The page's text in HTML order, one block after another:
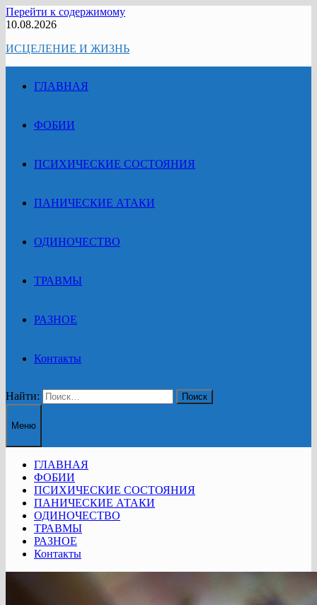
Перейти к содержимому
10.08.2026
ИСЦЕЛЕНИЕ И ЖИЗНЬ
ГЛАВНАЯ
ФОБИИ
ПСИХИЧЕСКИЕ СОСТОЯНИЯ
ПАНИЧЕСКИЕ АТАКИ
ОДИНОЧЕСТВО
ТРАВМЫ
РАЗНОЕ
Контакты
Найти:
Меню
ГЛАВНАЯ
ФОБИИ
ПСИХИЧЕСКИЕ СОСТОЯНИЯ
ПАНИЧЕСКИЕ АТАКИ
ОДИНОЧЕСТВО
ТРАВМЫ
РАЗНОЕ
Контакты